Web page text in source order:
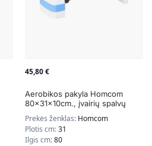
45,80€
Aerobikos pakyla Homcom
80x31x10cm., įvairių spalvų
Prekės ženklas: Homcom
Plotis cm:31
Ilgis cm:80